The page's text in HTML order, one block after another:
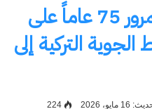
مصر وتركيا تحتفلان بمرور 75 عاماً على
التركية إلى
مايو، 2026 224